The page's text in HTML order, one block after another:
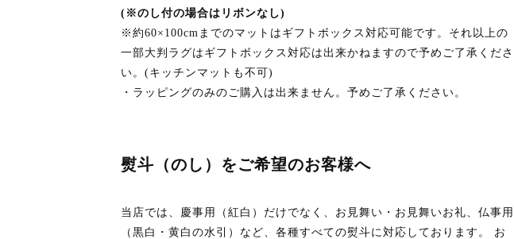
(※のし付の場合はリボンなし)
※約60×100cmまでのマットはギフトボックス対応可能です。それ以上の
一部大判ラグはギフトボックス対応は出来かねますので予めご了承くださ
い。(キッチンマットも不可)
・ラッピングのみのご購入は出来ません。予めご了承ください。
熨斗（のし）をご希望のお客様へ
当店では、慶事用（紅白）だけでなく、お見舞い・お見舞いお礼、仏事用
（黒白・黄白の水引）など、各種すべての熨斗に対応しております。 お